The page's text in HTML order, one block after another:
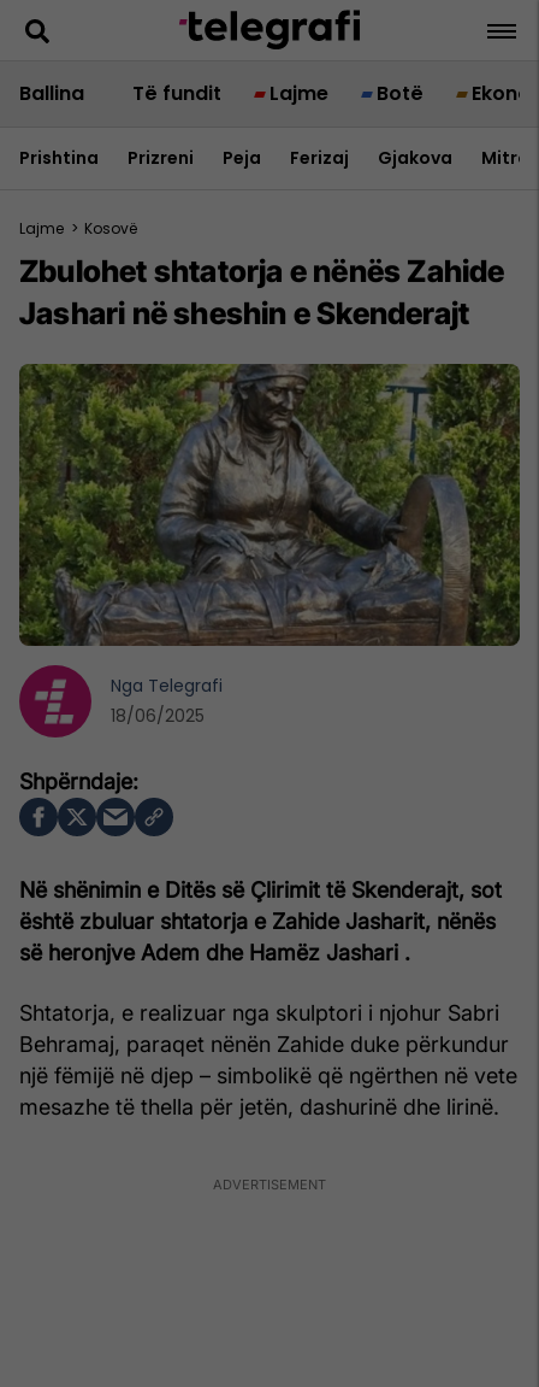
Ballina Të fundit Lajme Botë
Prishtina Prizreni Peja Ferizaj Gjakova
Lajme > Kosovë
Zbulohet shtatorja e nënës Zahide
Jashari në sheshin e Skenderajt
Në shënimin e Ditës së Çlirimit të Skenderajt, sot
është zbuluar shtatorja e Zahide Jasharit, nënës
së heronjve Adem dhe Hamëz Jashari .
Shtatorja, e realizuar nga skulptori i njohur Sabri
Behramaj, paraqet nënën Zahide duke përkundur
një fëmijë në djep – simbolikë që ngërthen në vete
mesazhe të thella për jetën, dashurinë dhe lirinë.
Nga Telegrafi
18/06/2025